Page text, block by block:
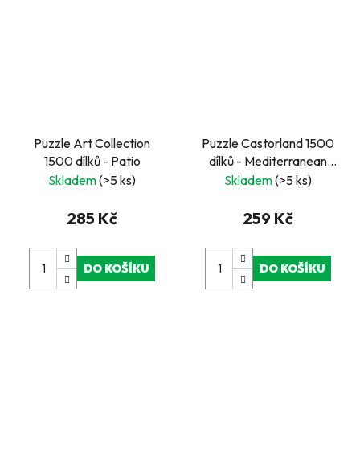
Puzzle Art Collection
1500 dílků - Patio
Skladem(>5 ks)
285 Kč
DO KOŠÍKU
Puzzle Castorland 1500
dílků - Mediterranean
dessert
Skladem(>5 ks)
259 Kč
DO KOŠÍKU